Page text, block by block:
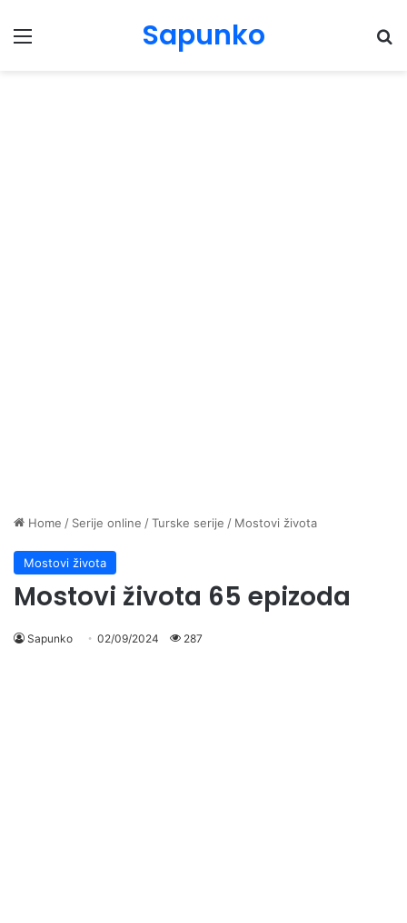
Menu Sapunko
Home / Serije online /Turske serije / Mostovi života
Mostovi života
Mostovi života 65 epizoda
Sapunko 02/09/2024 287